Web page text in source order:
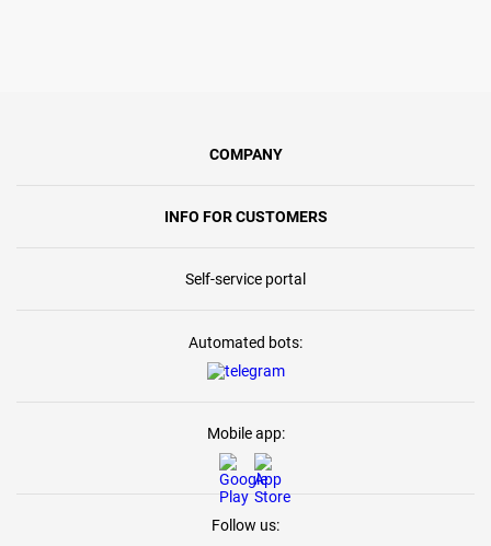
COMPANY
INFO FOR CUSTOMERS
Self-service portal
Automated bots:
Mobile app:
Follow us: